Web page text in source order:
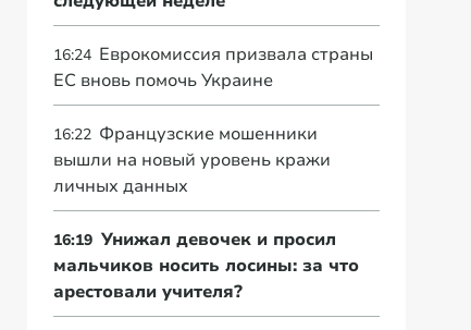
16:24 Еврокомиссия призвала страны
ЕС вновь помочь Украине
16:22 Французские мошенники
вышли на новый уровень кражи
личных данных
16:19 Унижал девочек и просил
мальчиков носить лосины: за что
арестовали учителя?